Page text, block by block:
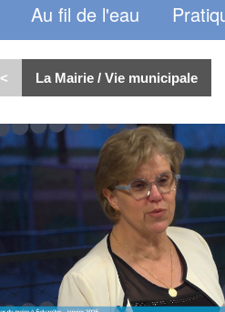
Au fil de l'eau
< La Mairie / Vie municipale